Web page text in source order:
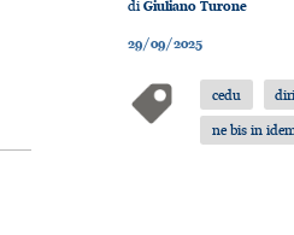
diGiuliano Turone
29/09/2025
cedu
ne bis in